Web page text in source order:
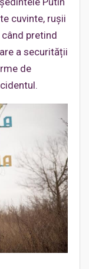
cuvinte, rușii
pretind
a securității
de